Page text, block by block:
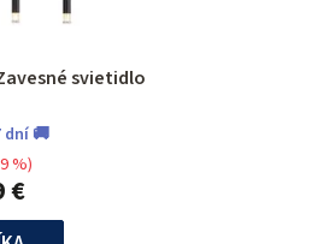
svietidlo
dní 🚚
€
%)